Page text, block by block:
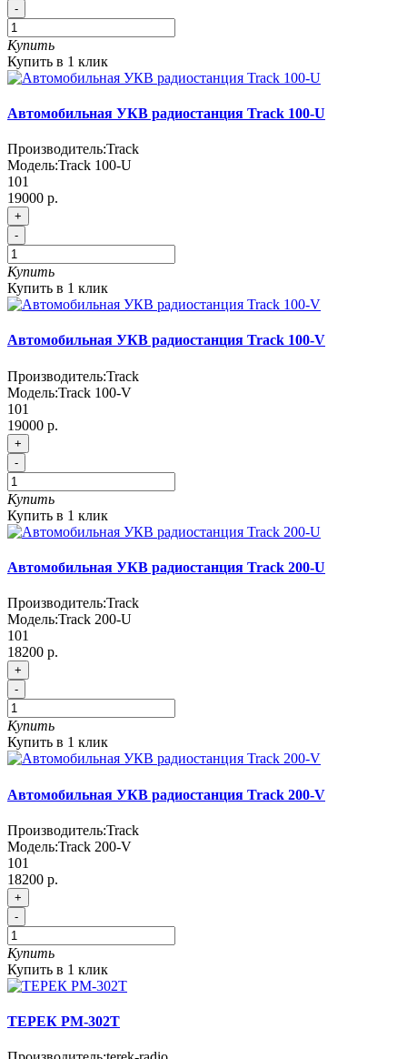
-
Купить
Купить в 1 клик
Автомобильная УКВ радиостанция Track 100-U
Производитель:Track
Модель:Track 100-U
101
19000 р.
+
-
Купить
Купить в 1 клик
Автомобильная УКВ радиостанция Track 100-V
Производитель:Track
Модель:Track 100-V
101
19000 р.
+
-
Купить
Купить в 1 клик
Автомобильная УКВ радиостанция Track 200-U
Производитель:Track
Модель:Track 200-U
101
18200 р.
+
-
Купить
Купить в 1 клик
Автомобильная УКВ радиостанция Track 200-V
Производитель:Track
Модель:Track 200-V
101
18200 р.
+
-
Купить
Купить в 1 клик
ТЕРЕК РM-302Т